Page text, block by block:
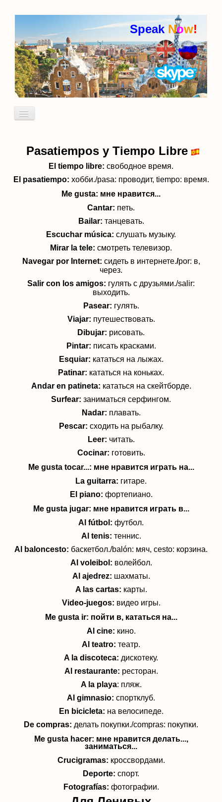
Speak Now!
Включить/
идиомы
Pasatiempos y Tiempo Libre
El tiempo libre: свободное время.
El pasatiempo: хобби./pasa: проводит, tiempo: время.
Me gusta: мне нравится...
Cantar: петь.
Bailar: танцевать.
Escuchar música: слушать музыку.
Mirar la tele: смотреть телевизор.
Navegar por Internet: сидеть в интернете./por: в,
через.
Salir con los amigos: гулять с друзьями./salir:
выходить.
Pasear: гулять.
Viajar: путешествовать.
Dibujar: рисовать.
Pintar: писать красками.
Esquiar: кататься на лыжах.
Patinar: кататься на коньках.
Andar en patineta: кататься на скейтборде.
Surfear: заниматься серфингом.
Nadar: плавать.
Pescar: сходить на рыбалку.
Leer: читать.
Cocinar: готовить.
Me gusta tocar...: мне нравится играть на...
La guitarra: гитаре.
El piano: фортепиано.
Me gusta jugar: мне нравится играть в...
Al fútbol: футбол.
Al tenis: теннис.
Al baloncesto: баскетбол./balón: мяч, cesto: корзина.
Al voleibol: волейбол.
Al ajedrez: шахматы.
A las cartas: карты.
Video-juegos: видео игры.
Me gusta ir: пойти в, кататься на...
Al cine: кино.
Al teatro: театр.
A la discoteca: дискотеку.
Al restaurante: ресторан.
A la playa: пляж.
Al gimnasio: спортклуб.
En bicicleta: на велосипеде.
De compras: делать покупки./compras: покупки.
Me gusta hacer: мне нравится делать...,
заниматься...
Crucigramas: кроссвордами.
Deporte: спорт.
Fotografías: фотографии.